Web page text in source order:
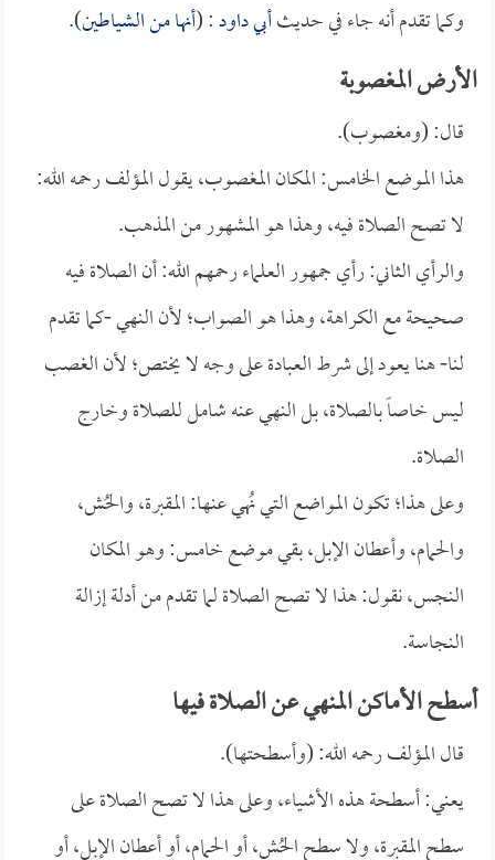
وكما تقدم أنه جاء في حديثأبي داود: (أنها من الشياطين).
الأرض المغصوبة
قال: (ومغصوب).
هذا الموضع الخامس: المكان المغصوب، يقول المؤلف رحمه الله:
لا تصح الصلاة فيه، وهذا هو المشهور من المذهب.
والرأي الثاني: رأي جمهور العلماء رحمهم الله: أن الصلاة فيه
صحيحة مع الكراهة، وهذا هو الصواب؛ لأن النهي -كما تقدم
لنا- هنا يعود إلى شرط العبادة على وجه لا يختص؛ لأن الغصب
ليس خاصاً بالصلاة، بل النهي عنه شامل للصلاة وخارج
الصلاة.
وعلى هذا؛ تكون المواضع التي نُهي عنها: المقبرة، والحُش،
والحمام، وأعطان الإبل، بقي موضع خامس: وهو المكان
النجس، نقول: هذا لا تصح الصلاة لما تقدم من أدلة إزالة
النجاسة.
أسطح الأماكن المنهي عن الصلاة فيها
قال المؤلف رحمه الله: (وأسطحتها).
يعني: أسطحة هذه الأشياء، وعلى هذا لا تصح الصلاة على
سطح المقبرة، ولا سطح الحُش، أو الحمام، أو أعطان الإبل، أو